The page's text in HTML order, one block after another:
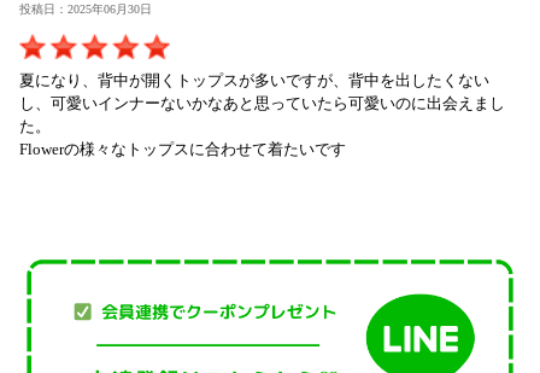
投稿日：2025年06月30日
夏になり、背中が開くトップスが多いですが、背中を出したくない
し、可愛いインナーないかなあと思っていたら可愛いのに出会えまし
た。
Flowerの様々なトップスに合わせて着たいです